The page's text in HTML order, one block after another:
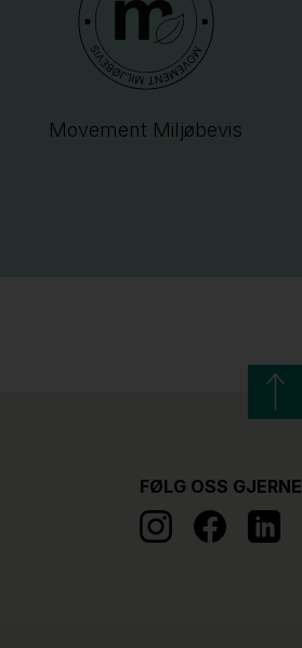
Movement Miljøbevis
FØLG OSS GJERNE